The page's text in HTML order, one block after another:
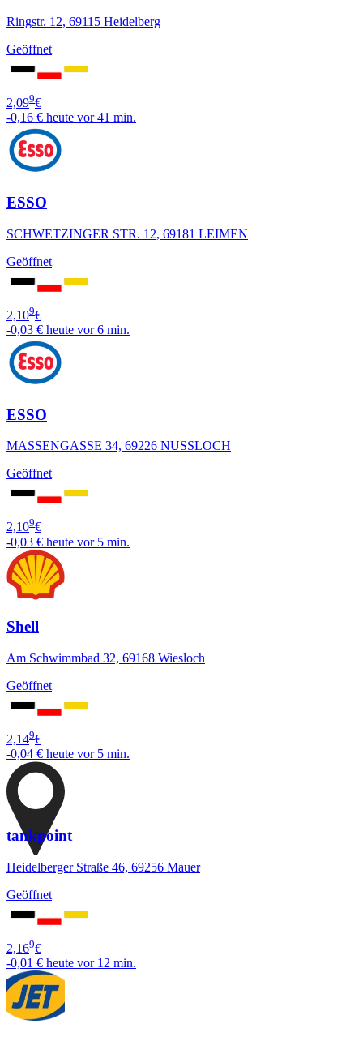
Ringstr. 12, 69115 Heidelberg
Geöffnet
2,099€
-0,16 € heute vor 41 min.
ESSO
SCHWETZINGER STR. 12, 69181 LEIMEN
Geöffnet
2,109€
-0,03 € heute vor 6 min.
ESSO
MASSENGASSE 34, 69226 NUSSLOCH
Geöffnet
2,109€
-0,03 € heute vor 5 min.
Shell
Am Schwimmbad 32, 69168 Wiesloch
Geöffnet
2,149€
-0,04 € heute vor 5 min.
tankpoint
Heidelberger Straße 46, 69256 Mauer
Geöffnet
2,169€
-0,01 € heute vor 12 min.